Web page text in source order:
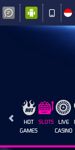
HOT
GAMES
SLOTS
LIVE
CASINO